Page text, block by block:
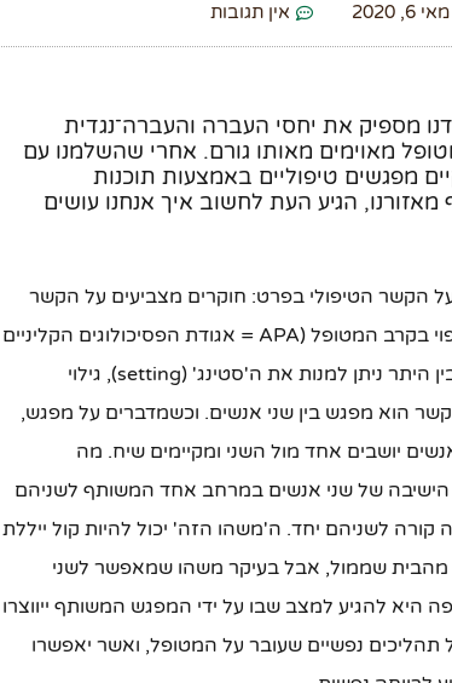
מאי 6, 2020 אין תגובות
מספיק את יחסי העברה והעברה־נגדית
מאוימים מאותו גורם. אחרי שהשלמנו עם
מפגשים טיפוליים באמצעות תוכנות
מאזורנו, הגיע העת לחשוב איך אנחנו עושים
הקשר הטיפולי בפרט: חוקרים מצביעים על הקשר
הטיפולי כגורם המשמעותי ביותר המאפשר ריפוי בקרב המטופל (APA = אגודת הפסיכולוגים הקליניים
בארה”ב). קשר טיפולי מורכב מפרטים רבים, בין היתר ניתן למנות את ה'סטינג' (setting), גילוי
הוא מפגש בין שני אנשים. וכשמדברים על מפגש,
יושבים אחד מול השני ומקיימים שיח. מה
של שני אנשים במרחב אחד המשותף לשניהם
לשניהם יחד. ה'משהו הזה' יכול להיות קול ייללת
מהבית שממול, אבל בעיקר משהו שמאפשר לשני
להגיע למצב שבו על ידי המפגש המשותף ייווצרו
נפשיים שעובר על המטופל, ואשר יאפשרו